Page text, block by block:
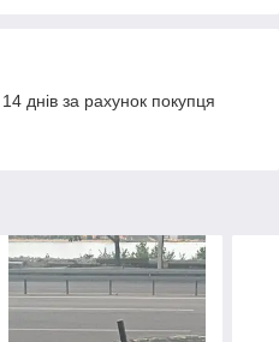
днів за рахунок покупця